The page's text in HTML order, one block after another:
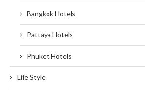
Bangkok Hotels
Pattaya Hotels
Phuket Hotels
Life Style